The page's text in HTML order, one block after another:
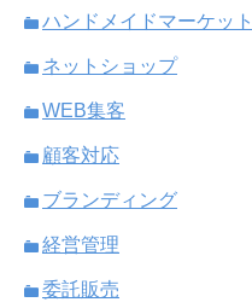
ハンドメイドマーケット
ネットショップ
WEB集客
顧客対応
ブランディング
経営管理
委託販売